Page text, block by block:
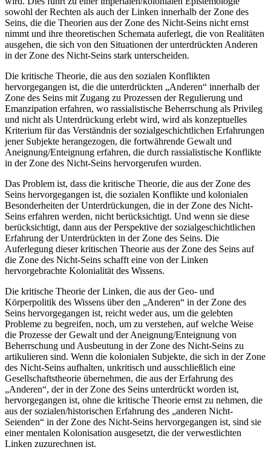
sowohl der Rechten als auch der Linken innerhalb der Zone des
Seins, die die Theorien aus der Zone des Nicht-Seins nicht ernst
nimmt und ihre theoretischen Schemata auferlegt, die von Realitäten
ausgehen, die sich von den Situationen der unterdrückten Anderen
in der Zone des Nicht-Seins stark unterscheiden.
Die kritische Theorie, die aus den sozialen Konflikten
hervorgegangen ist, die die unterdrückten „Anderen“ innerhalb der
Zone des Seins mit Zugang zu Prozessen der Regulierung und
Emanzipation erfahren, wo rassialistische Beherrschung als Privileg
und nicht als Unterdrückung erlebt wird, wird als konzeptuelles
Kriterium für das Verständnis der sozialgeschichtlichen Erfahrungen
jener Subjekte herangezogen, die fortwährende Gewalt und
Aneignung/Enteignung erfahren, die durch rassialistische Konflikte
in der Zone des Nicht-Seins hervorgerufen wurden.
Das Problem ist, dass die kritische Theorie, die aus der Zone des
Seins hervorgegangen ist, die sozialen Konflikte und kolonialen
Besonderheiten der Unterdrückungen, die in der Zone des Nicht-
Seins erfahren werden, nicht berücksichtigt. Und wenn sie diese
berücksichtigt, dann aus der Perspektive der sozialgeschichtlichen
Erfahrung der Unterdrückten in der Zone des Seins. Die
Auferlegung dieser kritischen Theorie aus der Zone des Seins auf
die Zone des Nicht-Seins schafft eine von der Linken
hervorgebrachte Kolonialität des Wissens.
Die kritische Theorie der Linken, die aus der Geo- und
Körperpolitik des Wissens über den „Anderen“ in der Zone des
Seins hervorgegangen ist, reicht weder aus, um die gelebten
Probleme zu begreifen, noch, um zu verstehen, auf welche Weise
die Prozesse der Gewalt und der Aneignung/Enteignung von
Beherrschung und Ausbeutung in der Zone des Nicht-Seins zu
artikulieren sind. Wenn die kolonialen Subjekte, die sich in der Zone
des Nicht-Seins aufhalten, unkritisch und ausschließlich eine
Gesellschaftstheorie übernehmen, die aus der Erfahrung des
„Anderen“, der in der Zone des Seins unterdrückt worden ist,
hervorgegangen ist, ohne die kritische Theorie ernst zu nehmen, die
aus der sozialen/historischen Erfahrung des „anderen Nicht-
Seienden“ in der Zone des Nicht-Seins hervorgegangen ist, sind sie
einer mentalen Kolonisation ausgesetzt, die der verwestlichten
Linken zuzurechnen ist.